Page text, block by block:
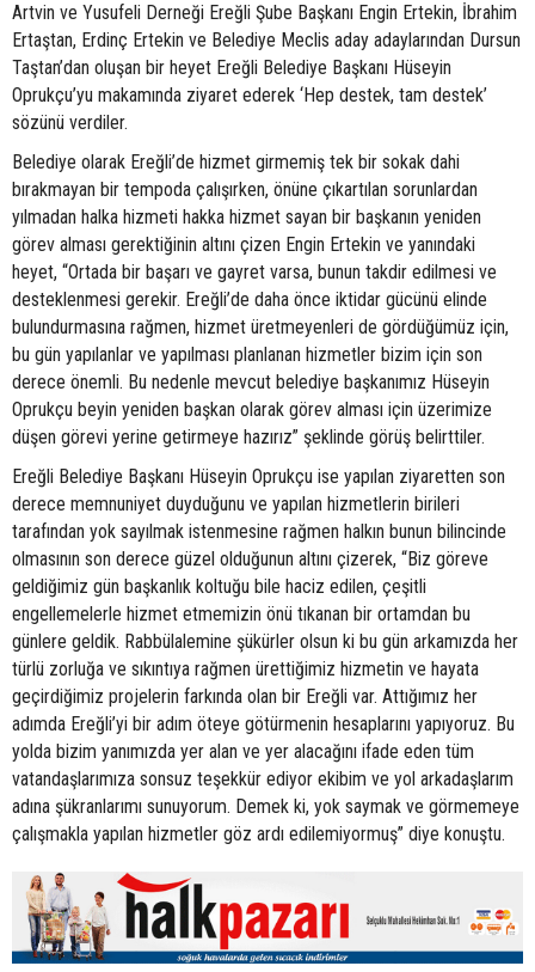
Artvin ve Yusufeli Derneği Ereğli Şube Başkanı Engin Ertekin, İbrahim
Ertaştan, Erdinç Ertekin ve Belediye Meclis aday adaylarından Dursun
Taştan’dan oluşan bir heyet Ereğli Belediye Başkanı Hüseyin
Oprukçu’yu makamında ziyaret ederek ‘Hep destek, tam destek’
sözünü verdiler.
Belediye olarak Ereğli’de hizmet girmemiş tek bir sokak dahi
bırakmayan bir tempoda çalışırken, önüne çıkartılan sorunlardan
yılmadan halka hizmeti hakka hizmet sayan bir başkanın yeniden
görev alması gerektiğinin altını çizen Engin Ertekin ve yanındaki
heyet, “Ortada bir başarı ve gayret varsa, bunun takdir edilmesi ve
desteklenmesi gerekir. Ereğli’de daha önce iktidar gücünü elinde
bulundurmasına rağmen, hizmet üretmeyenleri de gördüğümüz için,
bu gün yapılanlar ve yapılması planlanan hizmetler bizim için son
derece önemli. Bu nedenle mevcut belediye başkanımız Hüseyin
Oprukçu beyin yeniden başkan olarak görev alması için üzerimize
düşen görevi yerine getirmeye hazırız” şeklinde görüş belirttiler.
Ereğli Belediye Başkanı Hüseyin Oprukçu ise yapılan ziyaretten son
derece memnuniyet duyduğunu ve yapılan hizmetlerin birileri
tarafından yok sayılmak istenmesine rağmen halkın bunun bilincinde
olmasının son derece güzel olduğunun altını çizerek, “Biz göreve
geldiğimiz gün başkanlık koltuğu bile haciz edilen, çeşitli
engellemelerle hizmet etmemizin önü tıkanan bir ortamdan bu
günlere geldik. Rabbülalemine şükürler olsun ki bu gün arkamızda her
türlü zorluğa ve sıkıntıya rağmen ürettiğimiz hizmetin ve hayata
geçirdiğimiz projelerin farkında olan bir Ereğli var. Attığımız her
adımda Ereğli’yi bir adım öteye götürmenin hesaplarını yapıyoruz. Bu
yolda bizim yanımızda yer alan ve yer alacağını ifade eden tüm
vatandaşlarımıza sonsuz teşekkür ediyor ekibim ve yol arkadaşlarım
adına şükranlarımı sunuyorum. Demek ki, yok saymak ve görmemeye
çalışmakla yapılan hizmetler göz ardı edilemiyormuş” diye konuştu.